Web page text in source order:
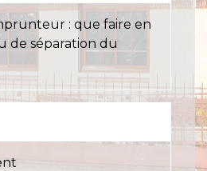
: que faire en
de séparation du